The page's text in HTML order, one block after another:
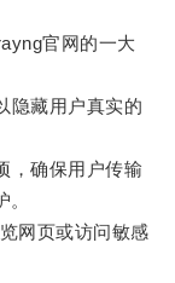
官网的一大
藏用户真实的
确保用户传输
网页或访问敏感